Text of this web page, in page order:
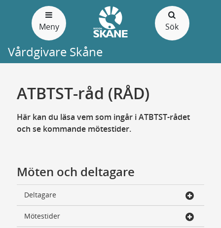
Meny Sök
Vårdgivare Skåne
ATBTST-råd (RÅD)
Här kan du läsa vem som ingår i ATBTST-rådet
och se kommande mötestider.
Möten och deltagare
Deltagare
Mötestider